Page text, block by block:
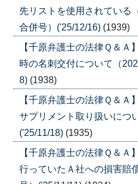
先リストを使用されている
合併号）('25/12/16) (1939)
【千原弁護士の法律Ｑ＆
時の名刺交付について（
8) (1938)
【千原弁護士の法律Ｑ＆
サプリメント取り扱いにつ
('25/11/18) (1935)
【千原弁護士の法律Ｑ＆
行っていたＡ社への損害賠